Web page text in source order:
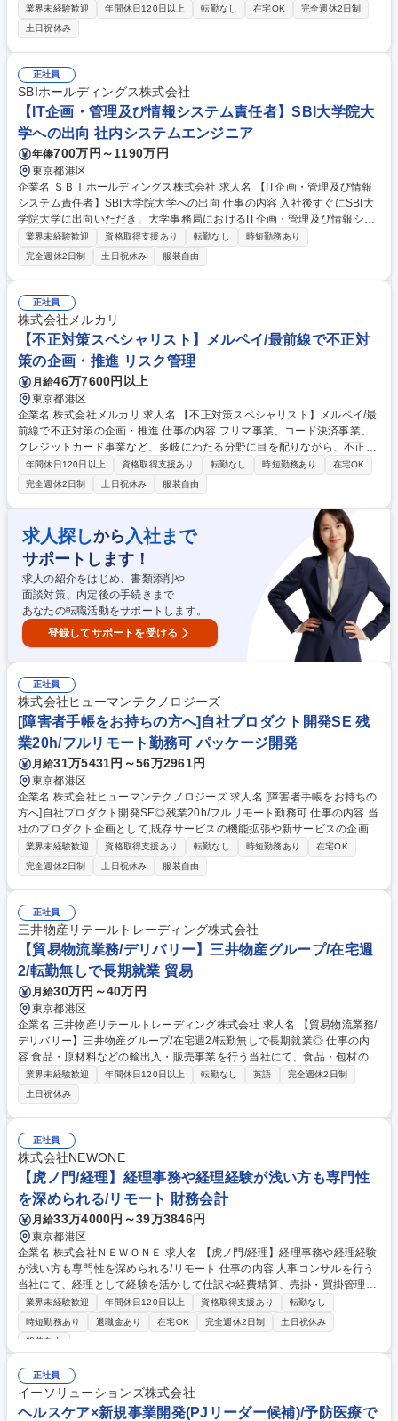
の制作のハイブリッドで、大量・高速・高品質な動画施策の高速PDCAサ
イクルを回し、ビジネス成果への貢献を目指します。 AIエージェントに定
型作業を任せ、「何を・なぜ作るか」の判断と企画に集中する新しい制作
スタイルを担います。 ■AI・自動化を用いた動画制作ワークフローの設計
と最適化 ■事業部門への動画活用提案 ■生成AIを用いた動画コンテンツ企
画・制作・効果検証 ■AIによるシナリオ・クリップ・音声・字幕の生成や
制作管理 ※1日50本規模の体制を構築し、仮説検証と改善を行います。 募
集職種 【AI動画クリエイター】AIで動画制作を高速化！1日50本のPDCA
を回す/在宅可◎
業界未経験歓迎 年間休日120日以上 転勤なし 在宅OK
完全週休2日制
土日祝休み
正社員
SBIホールディングス株式会社
【IT企画・管理及び情報システム責任者】SBI大学院大
学への出向 社内システムエンジニア
年俸700万円～1190万円
東京都港区
企業名 ＳＢＩホールディングス株式会社 求人名 【IT企画・管理及び情報
システム責任者】SBI大学院大学への出向 仕事の内容 入社後すぐにSBI大
学院大学に出向いただき、大学事務局におけるIT企画・管理及び情報シス
テム責任者として役割を担っていただきます。また学務全般への理解や教
員との連携・協働も求められるポジションです。 ■IT総務（システム予
算・予実管理、契約・ライセンス管理、各種申請） ■システム、サービス
導入企画 ■プロジェクトマネジメント ■ベンダーコントロール ■各種ITサ
ポート ■インシデント管理と対応、情報セキュリティマネジメント ■学務
関連業務（式典（入学式・修了式）の運営、各種委員会の業務）など ★将
来的に事務局の中核を担うポスト(次長等)へのステップアップも可能！ 募
集職種 【IT企画・管理及び情報システム責任者】SBI大学院大学への出向
業界未経験歓迎 資格取得支援あり 転勤なし
時短勤務あり
完全週休2日制
土日祝休み 服装自由
正社員
株式会社メルカリ
【不正対策スペシャリスト】メルペイ/最前線で不正対
策の企画・推進 リスク管理
月給46万7600円以上
東京都港区
企業名 株式会社メルカリ 求人名 【不正対策スペシャリスト】メルペイ/最
前線で不正対策の企画・推進 仕事の内容 フリマ事業、コード決済事業、
クレジットカード事業など、多岐にわたる分野に目を配りながら、不正リ
スクを低減するための戦略を立案し、実行しています。具体的な業務内容
は以下の通りです。 ■グループ各サービスにおける不正の予兆の検出や、
既に顕在化した不正行為の捕捉および分析 ■不正リスクに応じた監視ルー
ルの策定とチューニング ■不正検知システムの開発および運用 ■メルカリ
プロダクトにおける不正対策の企画および推進 募集職種 【不正対策スペ
シャリスト】メルペイ/最前線で不正対策の企画・推進
年間休日120日以上 資格取得支援あり 転勤なし 時短勤務あり
在宅OK
完全週休2日制
土日祝休み 服装自由
求人探しから 入社まで
サポートします！
求人の紹介をはじめ、書類添削や
面談対策、内定後の手続きまで
あなたの転職活動をサポートします。
登録してサポートを受ける
正社員
株式会社ヒューマンテクノロジーズ
[障害者手帳をお持ちの方へ]自社プロダクト開発SE 残
業20h/フルリモート勤務可 パッケージ開発
月給31万5431円～56万2961円
東京都港区
企業名 株式会社ヒューマンテクノロジーズ 求人名 [障害者手帳をお持ちの
方へ]自社プロダクト開発SE◎残業20h/フルリモート勤務可 仕事の内容 当
社のプロダクト企画として,既存サービスの機能拡張や新サービスの企画立
案~リリースを担当いただきます。 人事労務業務をシステム化するための
要件出し,及びその資料化等をお任せします。 初めは既に進行中のプロジ
ェクトを先輩社員と共にお任せする予定です。 サービスの細かい機能や設
定を決め,エンジニアと打ち合わせをしながらリリースを進めていきます。
■労務業務をシステム化するための要件出し/素案・要求定義の作成 ■他プ
ロジェクトとの調整業務 ■開発した機能のテスト ■法改正の情報キャッチ
アップ ■マニュアル等の作成に向けた資料作成 募集職種 [障害者手帳をお
持ちの方へ]自社プロダクト開発SE◎残業20h/フルリモート勤務可
業界未経験歓迎 資格取得支援あり 転勤なし 時短勤務あり
在宅OK
完全週休2日制
土日祝休み 服装自由
正社員
三井物産リテールトレーディング株式会社
【貿易物流業務/デリバリー】三井物産グループ/在宅週
2/転勤無しで長期就業 貿易
月給30万円～40万円
東京都港区
企業名 三井物産リテールトレーディング株式会社 求人名 【貿易物流業務/
デリバリー】三井物産グループ/在宅週2/転勤無しで長期就業◎ 仕事の内
容 食品・原材料などの輸出入・販売事業を行う当社にて、食品・包材の国
際輸送・物流・需給管理業務を担当いただきます。三井物産グループの基
盤で長期的にキャリア形成をすることが可能なポジションとなります◎
【業務内容】 ■貿易物流管理、各種トラブル対応、物流改善提案 ■輸出入
貨物の入出庫在庫管理、配送手配管理 ■港湾・倉庫への現地立会い等 【商
材】 冷凍野菜、冷凍総菜、香辛料、缶詰等、加工食品全般 募集職種 【貿
易物流業務/デリバリー】三井物産グループ/在宅週2/転勤無しで長期就業
◎
業界未経験歓迎 年間休日120日以上 転勤なし 英語
完全週休2日制
土日祝休み
正社員
株式会社NEWONE
【虎ノ門/経理】経理事務や経理経験が浅い方も専門性
を深められる/リモート 財務会計
月給33万4000円～39万3846円
東京都港区
企業名 株式会社ＮＥＷＯＮＥ 求人名 【虎ノ門/経理】経理事務や経理経験
が浅い方も専門性を深められる/リモート 仕事の内容 人事コンサルを行う
当社にて、経理として経験を活かして仕訳や経費精算、売掛・買掛管理と
いった日常業務全般を担い、他部署とも連携しながら月次決算の一連の流
れを支える実務をお任せします。 具体的には、日常の仕訳起票や社員の経
費精算、売掛金・買掛金の管理など、これまでの実務経験を活かして日常
決算の基本的な一連の流れを正確に把握し、業務の幅を広げられる環境で
す。また、日々の実務の中では営業部門や法務部門といった他部署の担当
者とも円滑に連携します。経験を活かして経理としての専門性をより深め
られる職場です。 募集職種 【虎ノ門/経理】経理事務や経理経験が浅い方
業界未経験歓迎 年間休日120日以上 資格取得支援あり
転勤なし
時短勤務あり
退職金あり 在宅OK 完全週休2日制
土日祝休み
服装自由
正社員
イーソリューションズ株式会社
ヘルスケア×新規事業開発(PJリーダー候補)/予防医療で